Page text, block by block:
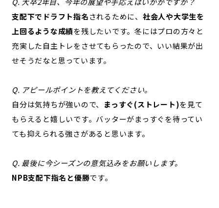
支配下でドラフト指名されるために、 社会人や大学生を
上回るような成績を残したいです。冬にはプロの方々と
充実した自主トレをさせてもらったので、いい結果が出
せそうだなと思っています。
Q. アピールポイントを教えてください。
自分は気持ちが強いので、 まっすぐ(ストレート)を見て
もらえると嬉しいです。バッターがまっすぐを待ってい
ても抑えられる強さがあると思います。
Q. 最後に今シーズンの意気込みをお願いします。
NPB支配下指名と優勝です。